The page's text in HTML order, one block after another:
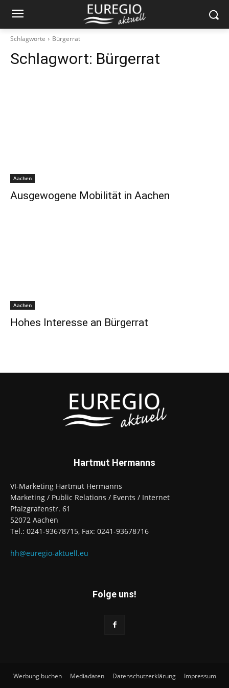
Schlagworte Bürgerrat
Schlagwort: Bürgerrat
Aachen
Ausgewogene Mobilität in Aachen
Aachen
Hohes Interesse an Bürgerrat
Hartmut Hermanns
VI-Marketing Hartmut Hermanns
Marketing / Public Relations / Events / Internet
Pfalzgrafenstr. 61
52072 Aachen
Tel.: 0241-93678715, Fax: 0241-93678716
hh@euregio-aktuell.eu
Folge uns!
Werbung buchen Mediadaten Datenschutzerklärung Impressum